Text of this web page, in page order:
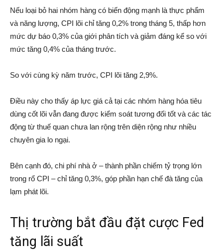
Nếu loại bỏ hai nhóm hàng có biến động mạnh là thực phẩm
và năng lượng, CPI lõi chỉ tăng 0,2% trong tháng 5, thấp hơn
mức dự báo 0,3% của giới phân tích và giảm đáng kể so với
mức tăng 0,4% của tháng trước.
So với cùng kỳ năm trước, CPI lõi tăng 2,9%.
Điều này cho thấy áp lực giá cả tại các nhóm hàng hóa tiêu
dùng cốt lõi vẫn đang được kiểm soát tương đối tốt và các tác
động từ thuế quan chưa lan rộng trên diện rộng như nhiều
chuyên gia lo ngại.
Bên cạnh đó, chi phí nhà ở – thành phần chiếm tỷ trọng lớn
trong rổ CPI – chỉ tăng 0,3%, góp phần hạn chế đà tăng của
lạm phát lõi.
Thị trường bắt đầu đặt cược Fed
tăng lãi suất